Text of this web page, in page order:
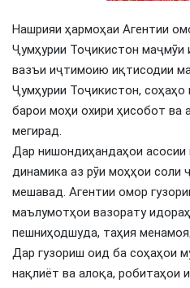
Нашрияи ҳармоҳаи Агентии
Ҷумҳурии Тоҷикистон
вазъи иҷтимоию иқтисодии
Ҷумҳурии Тоҷикистон,
барои моҳи охири ҳисобот ва
мегирад.
Дар нишондиҳандаҳои
динамика аз рӯи моҳҳои соли
мешавад. Агентии омор
маълумотҳои вазорату
пешниҳодшуда, таҳия
Дар гузориш оид ба соҳаҳои
нақлиёт ва алоқа, робитаҳои